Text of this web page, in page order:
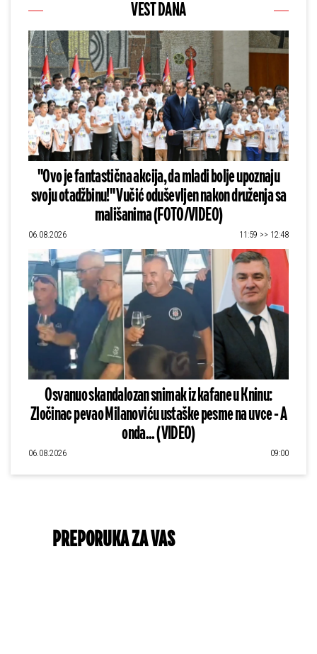
VEST DANA
"Ovo je fantastična akcija, da mladi bolje upoznaju
svoju otadžbinu!" Vučić oduševljen nakon druženja sa
mališanima (FOTO/VIDEO)
06.08.2026 11:59 >> 12:48
Osvanuo skandalozan snimak iz kafane u Kninu:
Zločinac pevao Milanoviću ustaške pesme na uvce - A
onda... (VIDEO)
06.08.2026 09:00
PREPORUKA ZA VAS